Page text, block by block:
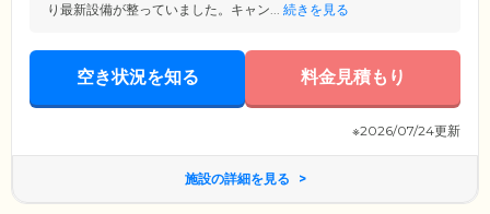
り最新設備が整っていました。キャン... 続きを見る
空き状況を知る 料金見積もり
※2026/07/24更新
施設の詳細を見る